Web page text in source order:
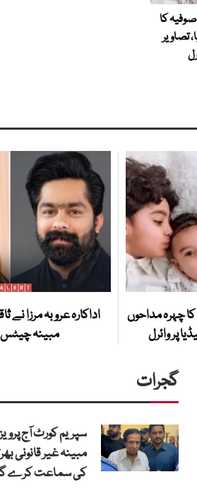
صوفیہ کا
تصاویر
کا چہرہ مداحوں
پر وائرل
اداکارہ عروبہ مرزا
مبینہ چیٹس
گجرات
سپریم کورٹ آج
مبینہ غیر قانونی
کی سماعت کرے